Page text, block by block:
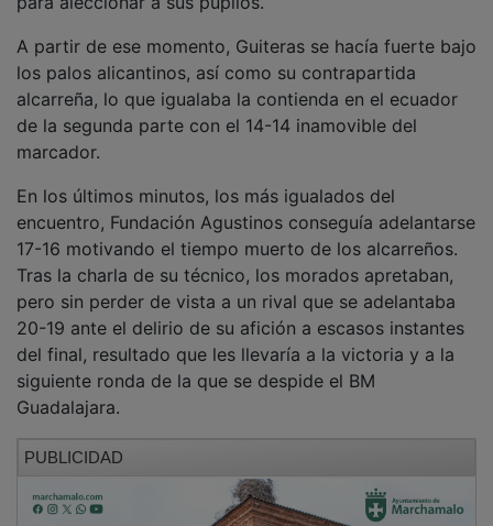
los palos alicantinos, así como su contrapartida
alcarreña, lo que igualaba la contienda en el ecuador
de la segunda parte con el 14-14 inamovible del
marcador.
encuentro, Fundación Agustinos conseguía adelantarse
17-16 motivando el tiempo muerto de los alcarreños.
Tras la charla de su técnico, los morados apretaban,
pero sin perder de vista a un rival que se adelantaba
20-19 ante el delirio de su afición a escasos instantes
del final, resultado que les llevaría a la victoria y a la
siguiente ronda de la que se despide el BM
Guadalajara.